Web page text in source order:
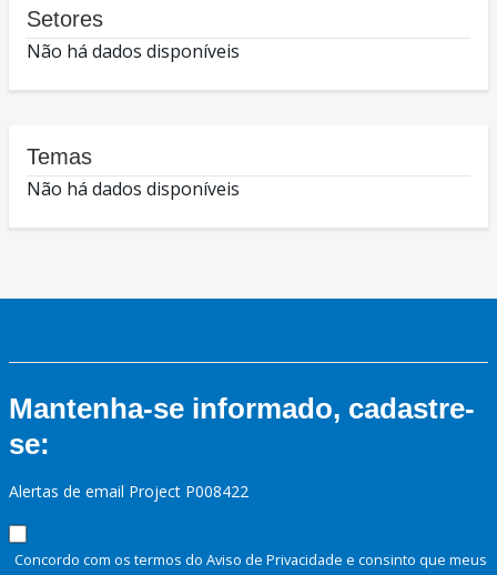
Setores
Não há dados disponíveis
Temas
Não há dados disponíveis
Mantenha-se informado, cadastre-
se:
Alertas de email Project P008422
Concordo com os termos do Aviso de Privacidade e consinto que meus